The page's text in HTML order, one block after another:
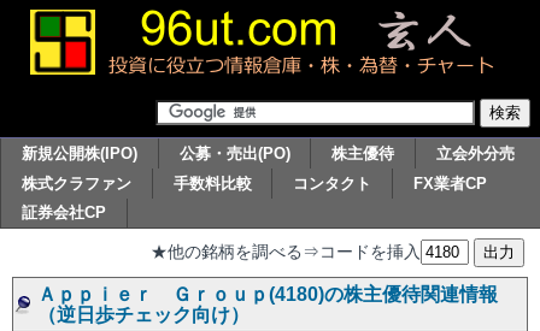
新規公開株(IPO) 公募・売出(PO) 株主優待
立会外分売
株式クラファン
手数料比較 コンタクト
FX業者CP
証券会社CP
★他の銘柄を調べる⇒コードを挿入
Ａｐｐｉｅｒ Ｇｒｏｕｐ(4180)の株主優待関連情報
（逆日歩チェック向け）